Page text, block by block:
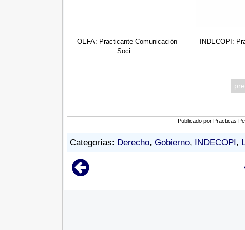
OEFA: Practicante Comunicación
INDECOPI: Practicante
Publicado por Practicas
Categorías: Derecho, Gobierno, INDECOPI,